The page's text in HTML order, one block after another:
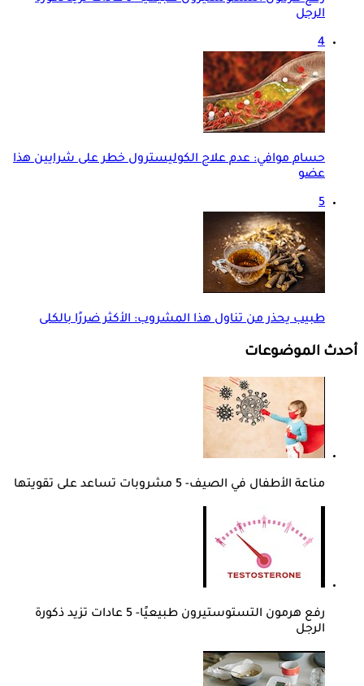
الرجل
4
حسام موافي: عدم علاج الكوليسترول خطر على شرايين هذا
عضو
5
طبيب يحذر من تناول هذا المشروب: الأكثر ضررًا بالكلى
أحدث الموضوعات
مناعة الأطفال في الصيف- 5 مشروبات تساعد على تقويتها
رفع هرمون التستوستيرون طبيعيًا- 5 عادات تزيد ذكورة
الرجل